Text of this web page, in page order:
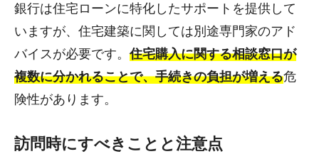
銀行は住宅ローンに特化したサポートを提供して
いますが、住宅建築に関しては別途専門家のアド
バイスが必要です。住宅購入に関する相談窓口が
複数に分かれることで、手続きの負担が増える危
険性があります。
訪問時にすべきことと注意点